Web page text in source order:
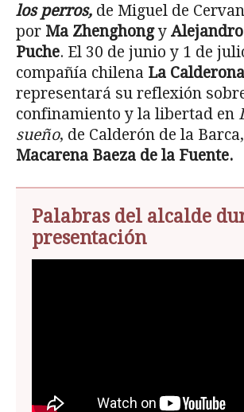
los perros, de Miguel de
por Ma Zhenghongy
Puche. El 30 de junio y 1 de
compañía chilena La Calderona
representará su reflexión
confinamiento y la libertad en
sueño, de Calderón de la
Macarena Baeza de la Fuente.
Palabras del alcalde
presentación